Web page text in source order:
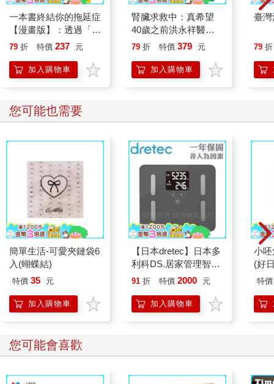
一本書終結你的拖延症
【漫畫版】：透過「小
行動」打開大腦的行動
「行動派」的37個科
學方法
79 折 特價 237 元
加入購物車
腎臟求救中：真希望
40歲之前洪永祥醫師
就告訴我這些事
79 折 特價 379 元
加入購物車
臺
79 折
您可能也需要
簡單生活-可愛夾鏈袋6
入(蝴蝶結)
特價 35 元
加入購物車
【日本dretec】日本多
利科DS.居家管理智能
四合一體重體脂計-珊
91 折 特價 2000 元
加入購物車
小
(好
特價
您可能會喜歡